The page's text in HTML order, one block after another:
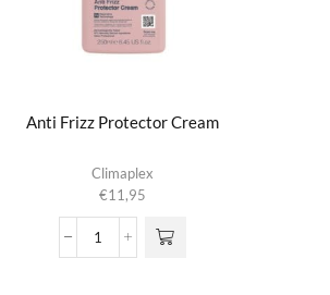
Anti Frizz Protector Cream
Climaplex
€11,95
Anti Frizz Protector Cream